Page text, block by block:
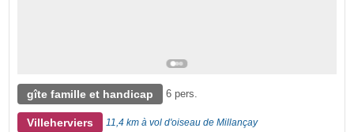
gîte famille et handicap 6 pers.
Villeherviers 11,4 km à vol d'oiseau de Millançay